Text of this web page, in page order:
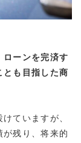
ローンを完済す
とも目指した商
ていますが、
が残り、将来的